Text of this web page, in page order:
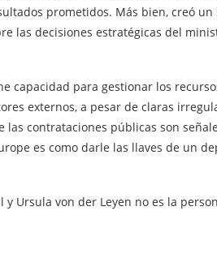
prometidos. Más bien, creó
las decisiones estratégicas del
capacidad para gestionar los
externos, a pesar de claras
contrataciones públicas son
es como darle las llaves de un
y Ursula von der Leyen no es la